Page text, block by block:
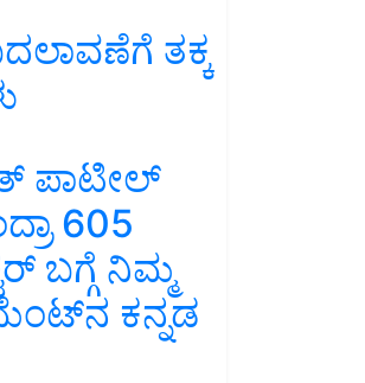
ತಕ್ಕ
ಪಾಟೀಲ್
605
ಬಗ್ಗೆ ನಿಮ್ಮ
ಕನ್ನಡ